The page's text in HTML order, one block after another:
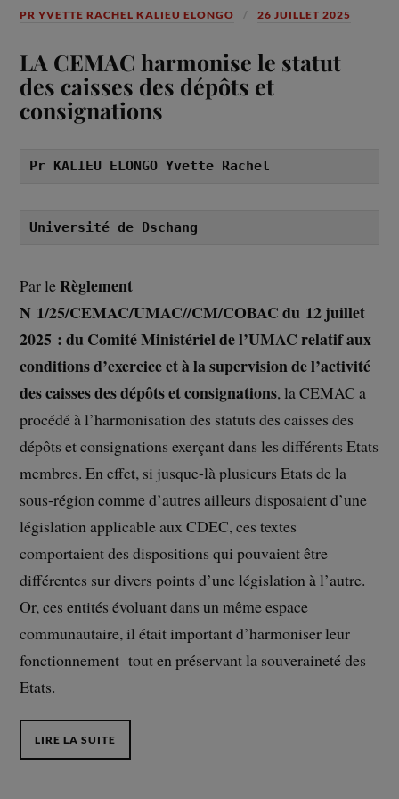
PR YVETTE RACHEL KALIEU ELONGO 26 JUILLET 2025
LA CEMAC harmonise le statut
des caisses des dépôts et
consignations
Pr KALIEU ELONGO Yvette Rachel
Université de Dschang
Par leRèglement
N 1/25/CEMAC/UMAC//CM/COBAC du 12 juillet
2025 : du Comité Ministériel de l’UMAC relatif aux
conditions d’exercice et à la supervision de l’activité
des caisses des dépôts et consignations, la CEMAC a
procédé à l’harmonisation des statuts des caisses des
dépôts et consignations exerçant dans les différents Etats
membres. En effet, si jusque-là plusieurs Etats de la
sous-région comme d’autres ailleurs disposaient d’une
législation applicable aux CDEC, ces textes
comportaient des dispositions qui pouvaient être
différentes sur divers points d’une législation à l’autre.
Or, ces entités évoluant dans un même espace
communautaire, il était important d’harmoniser leur
fonctionnement tout en préservant la souveraineté des
Etats.
LIRE LA SUITE